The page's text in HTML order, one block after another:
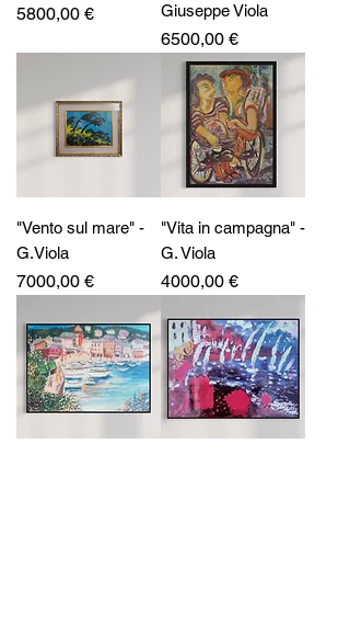
Prezzo
5800,00 €
Giuseppe Viola
Prezzo
6500,00 €
"Vento sul mare" -
G.Viola
Prezzo
7000,00 €
"Vita in campagna" -
G. Viola
Prezzo
4000,00 €